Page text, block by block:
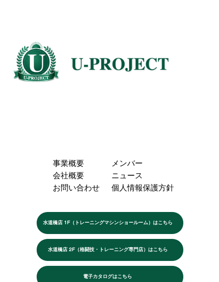
水道橋店 1F（トレーニングマシンショールーム）はこちら
水道橋店 2F（格闘技・トレーニング専門店）はこちら
電子カタログはこちら
事業概要
メンバー
会社概要
ニュース
お問い合わせ
個人情報保護方針